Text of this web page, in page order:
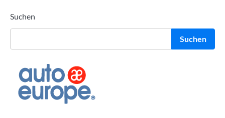
Suchen
Suchen